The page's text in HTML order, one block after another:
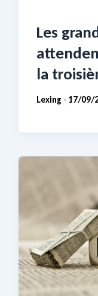
Les
la
Lexing - 17/09/